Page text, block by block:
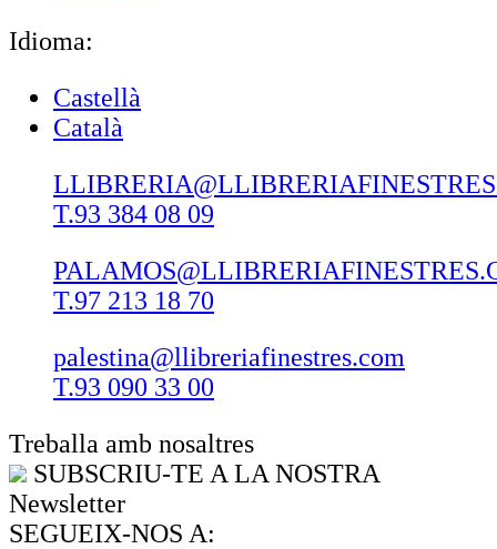
Idioma:
Castellà
Català
T.93 384 08 09
T.97 213 18 70
palestina@llibreriafinestres.com
T.93 090 33 00
Treballa amb nosaltres
SUBSCRIU-TE A LA NOSTRA
Newsletter
SEGUEIX-NOS A: